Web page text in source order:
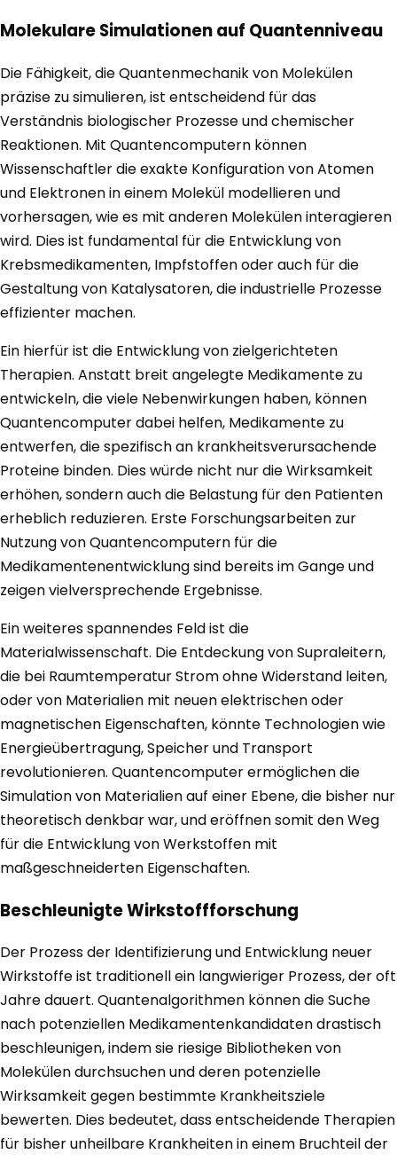
Molekulare Simulationen auf Quantenniveau
Die Fähigkeit, die Quantenmechanik von Molekülen
präzise zu simulieren, ist entscheidend für das
Verständnis biologischer Prozesse und chemischer
Reaktionen. Mit Quantencomputern können
Wissenschaftler die exakte Konfiguration von Atomen
und Elektronen in einem Molekül modellieren und
vorhersagen, wie es mit anderen Molekülen interagieren
wird. Dies ist fundamental für die Entwicklung von
Krebsmedikamenten, Impfstoffen oder auch für die
Gestaltung von Katalysatoren, die industrielle Prozesse
effizienter machen.
Ein hierfür ist die Entwicklung von zielgerichteten
Therapien. Anstatt breit angelegte Medikamente zu
entwickeln, die viele Nebenwirkungen haben, können
Quantencomputer dabei helfen, Medikamente zu
entwerfen, die spezifisch an krankheitsverursachende
Proteine binden. Dies würde nicht nur die Wirksamkeit
erhöhen, sondern auch die Belastung für den Patienten
erheblich reduzieren. Erste Forschungsarbeiten zur
Nutzung von Quantencomputern für die
Medikamentenentwicklung sind bereits im Gange und
zeigen vielversprechende Ergebnisse.
Ein weiteres spannendes Feld ist die
Materialwissenschaft. Die Entdeckung von Supraleitern,
die bei Raumtemperatur Strom ohne Widerstand leiten,
oder von Materialien mit neuen elektrischen oder
magnetischen Eigenschaften, könnte Technologien wie
Energieübertragung, Speicher und Transport
revolutionieren. Quantencomputer ermöglichen die
Simulation von Materialien auf einer Ebene, die bisher nur
theoretisch denkbar war, und eröffnen somit den Weg
für die Entwicklung von Werkstoffen mit
maßgeschneiderten Eigenschaften.
Beschleunigte Wirkstoffforschung
Der Prozess der Identifizierung und Entwicklung neuer
Wirkstoffe ist traditionell ein langwieriger Prozess, der oft
Jahre dauert. Quantenalgorithmen können die Suche
nach potenziellen Medikamentenkandidaten drastisch
beschleunigen, indem sie riesige Bibliotheken von
Molekülen durchsuchen und deren potenzielle
Wirksamkeit gegen bestimmte Krankheitsziele
bewerten. Dies bedeutet, dass entscheidende Therapien
für bisher unheilbare Krankheiten in einem Bruchteil der